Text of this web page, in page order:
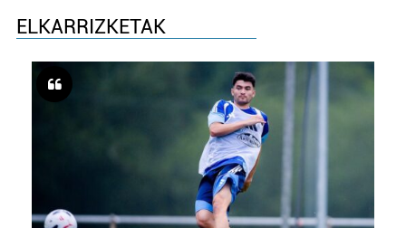
ELKARRIZKETAK